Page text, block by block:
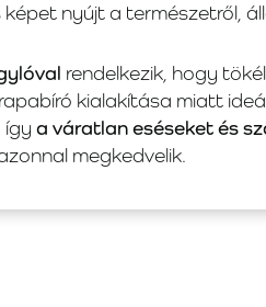
képet nyújt a természetről,
rendelkezik, hogy
kialakítása miatt
így a váratlan eséseket és
megkedvelik.